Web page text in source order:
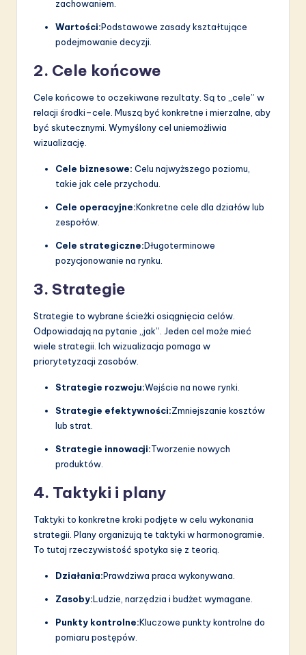
zachowaniem.
Wartości:Podstawowe zasady kształtujące
podejmowanie decyzji.
2. Cele końcowe
Cele końcowe to oczekiwane rezultaty. Są to „cele” w
relacji środki–cele. Muszą być konkretne i mierzalne, aby
być skutecznymi. Wymyślony cel uniemożliwia
wizualizację.
Cele biznesowe: Celu najwyższego poziomu,
takie jak cele przychodu.
Cele operacyjne:Konkretne cele dla działów lub
zespołów.
Cele strategiczne:Długoterminowe
pozycjonowanie na rynku.
3. Strategie
Strategie to wybrane ścieżki osiągnięcia celów.
Odpowiadają na pytanie „jak”. Jeden cel może mieć
wiele strategii. Ich wizualizacja pomaga w
priorytetyzacji zasobów.
Strategie rozwoju:Wejście na nowe rynki.
Strategie efektywności:Zmniejszanie kosztów
lub strat.
Strategie innowacji:Tworzenie nowych
produktów.
4. Taktyki i plany
Taktyki to konkretne kroki podjęte w celu wykonania
strategii. Plany organizują te taktyki w harmonogramie.
To tutaj rzeczywistość spotyka się z teorią.
Działania:Prawdziwa praca wykonywana.
Zasoby:Ludzie, narzędzia i budżet wymagane.
Punkty kontrolne:Kluczowe punkty kontrolne do
pomiaru postępów.